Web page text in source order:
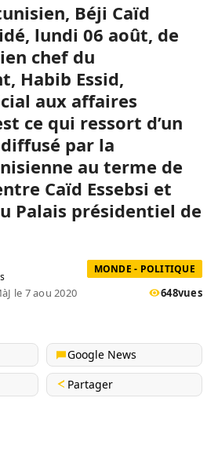
Béji Caïd
lundi 06 août, de
chef du
Habib Essid,
aux affaires
ce qui ressort d’un
par la
au terme de
Caïd Essebsi et
Palais présidentiel de
MONDE - POLITIQUE
le 7 aou 2020 648vues
Google News
Partager